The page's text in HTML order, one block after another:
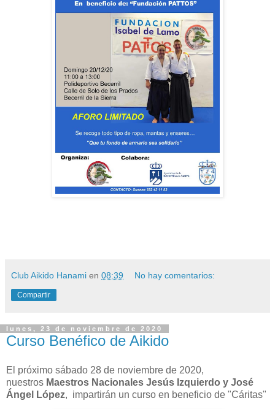
Club Aikido Hanami en 08:39 No hay comentarios:
Compartir
lunes, 23 de noviembre de 2020
Curso Benéfico de Aikido
El próximo sábado 28 de noviembre de 2020,
nuestros Maestros Nacionales Jesús Izquierdo y José
Ángel López, impartirán un curso en beneficio de "Cáritas"